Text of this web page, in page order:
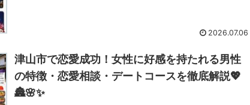
2026.07.06
津山市で恋愛成功！女性に好感を持たれる男性
の特徴・恋愛相談・デートコースを徹底解説💖
🏯🌸✨